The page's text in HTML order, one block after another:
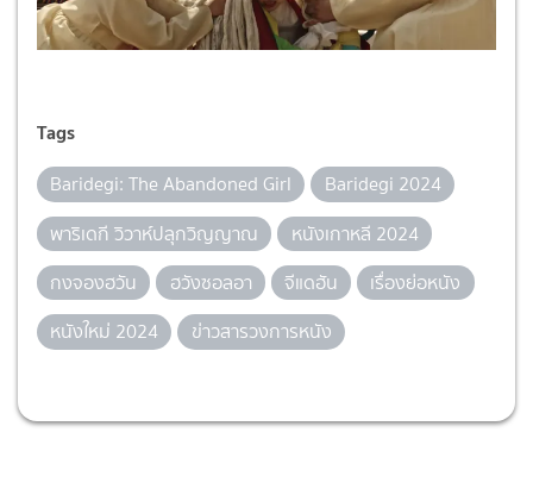
Tags
Baridegi: The Abandoned Girl
Baridegi 2024
พาริเดกี วิวาห์ปลุกวิญญาณ
หนังเกาหลี 2024
กงจองฮวัน
ฮวังซอลอา จีแดฮัน
เรื่องย่อหนัง
หนังใหม่ 2024
ข่าวสารวงการหนัง